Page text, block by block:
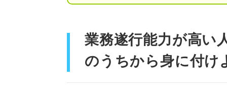
②行動に対する振り返り
評価される業務遂行能力の自
業務遂行能力が高い
のうちから身に付け